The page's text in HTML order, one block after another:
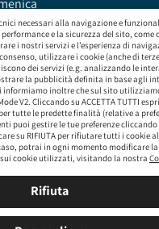
necessari alla navigazione e
e la sicurezza del sito, come
i nostri servizi e l’esperienza di
utilizzare i cookie (anche di
dei servizi (e.g. analizzando le
la pubblicità definita in base agli
inoltre che sul sito
V2. Cliccando su ACCETTA TUTTI
tutte le predette finalità (relative a
puoi gestire le tue preferenze cliccando
su RIFIUTA per rifiutare tutti i cookie
potrai in ogni momento modificare
cookie utilizzati, visitando la nostra
Rifiuta
/ P.IVA 09323210964 - Numero REA:
Sociale: Euro 218.547,65 i.v.
Via Leningrado 8, 20161 Milano MI
e coordinamento di Aramis
IVASS, consulta gli estremi
www.servizi.ivass.it